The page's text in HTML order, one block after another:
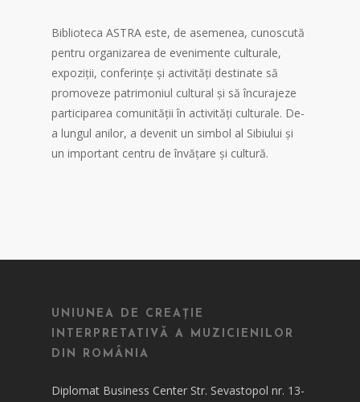
Biblioteca ASTRA este, de asemenea, cunoscută
pentru organizarea de evenimente culturale,
expoziții, conferințe și activități destinate să
promoveze patrimoniul cultural și să încurajeze
participarea comunității în activități culturale. De-
a lungul anilor, a devenit un simbol al Sibiului și
un important centru de învățare și cultură.
UNIUNEA DE CREAȚIE
INTERPRETATIVĂ A MUZICIENILOR
DIN ROMÂNIA
Diplomat Business Center Str. Sevastopol nr. 13-